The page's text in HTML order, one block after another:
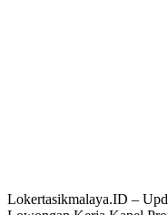
Lokertasikmalaya.ID –